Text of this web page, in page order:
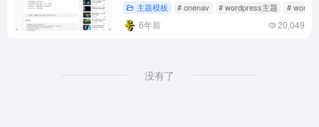
主题模板 # onenav # wordpress主题 #
6年前 20,049
没有了